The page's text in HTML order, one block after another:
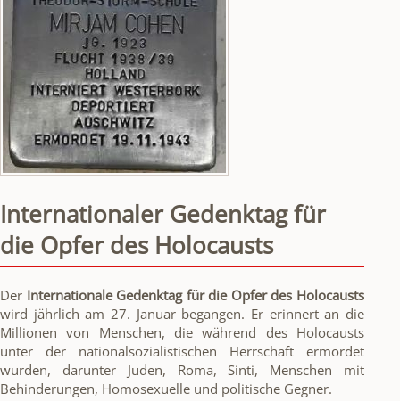
Internationaler Gedenktag für
die Opfer des Holocausts
Der Internationale Gedenktag für die Opfer des Holocausts
wird jährlich am 27. Januar begangen. Er erinnert an die
Millionen von Menschen, die während des Holocausts
unter der nationalsozialistischen Herrschaft ermordet
wurden, darunter Juden, Roma, Sinti, Menschen mit
Behinderungen, Homosexuelle und politische Gegner.